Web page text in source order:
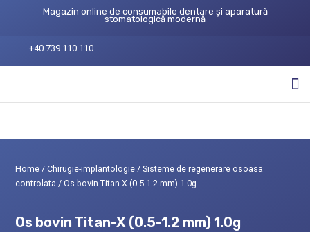
Magazin online de consumabile dentare și aparatură
stomatologică modernă
+40 739 110 110
Home /Chirugie-implantologie /Sisteme de regenerare osoasa
controlata / Os bovin Titan-X (0.5-1.2 mm) 1.0g
Os bovin Titan-X (0.5-1.2 mm) 1.0g